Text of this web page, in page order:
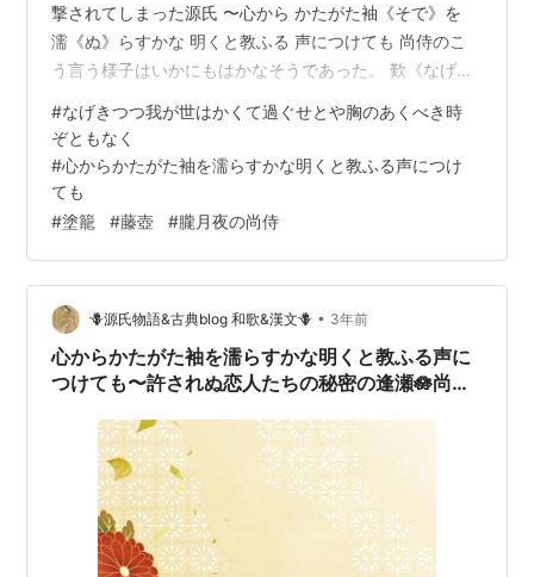
撃されてしまった源氏 〜心から かたがた袖《そで》を
濡《ぬ》らすかな 明くと教ふる 声につけても 尚侍のこ
う言う様子はいかにもはかなそうであった。 歎《なげ》
もなく 落ち着いておられなくて源氏は別れて出た。 まだ
朝に遠い暁月夜で、 霧が一面に降っている中を 簡単な狩
衣《かりぎぬ》姿で歩いて行く源氏は美しかった。 この
時に承香殿《じょうきょうでん》の女御《にょご》の兄
#なげきつつ我が世はかくて過ぐせとや胸のあくべき時
ぞともなく
#心からかたがた袖を濡らすかな明くと教ふる声につけ
ても
#塗籠 #藤壺 #朧月夜の尚侍
🪻源氏物語&古典blog 和歌&漢文🪻 • 3年前
心からかたがた袖を濡らすかな明くと教ふる声に
つけても〜許されぬ恋人たちの秘密の逢瀬🪷尚侍